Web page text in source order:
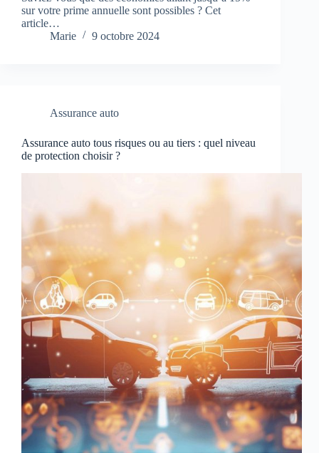
sur votre prime annuelle sont possibles ? Cet
article…
Marie
9 octobre 2024
Assurance auto
Assurance auto tous risques ou au tiers : quel niveau
de protection choisir ?